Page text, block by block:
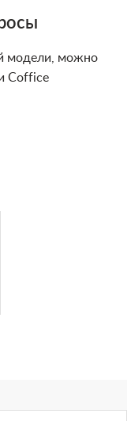
модели, можно
Coffice